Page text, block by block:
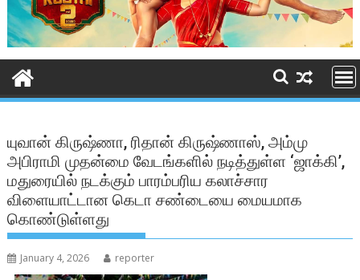
யுவான் கிருஷ்ணா, ரிதான் கிருஷ்ணாஸ், அம்மு
அபிராமி முதன்மை வேடங்களில் நடித்துள்ள ‘ஜாக்கி’,
மதுரையில் நடக்கும் பாரம்பரிய கலாச்சார
விளையாட்டான கெடா சண்டையை மையமாக
கொண்டுள்ளது
January 4, 2026 reporter